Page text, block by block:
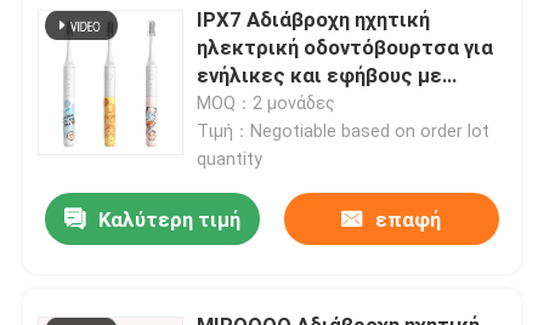
IPX7 Αδιάβροχη ηχητική
ηλεκτρική οδοντόβουρτσα για
ενήλικες και εφήβους με
έξυπνο χρονόμετρο
MOQ：2 μονάδες
Τιμή：Negotiable based on order lot
quantity
Καλύτερη τιμή επαφή